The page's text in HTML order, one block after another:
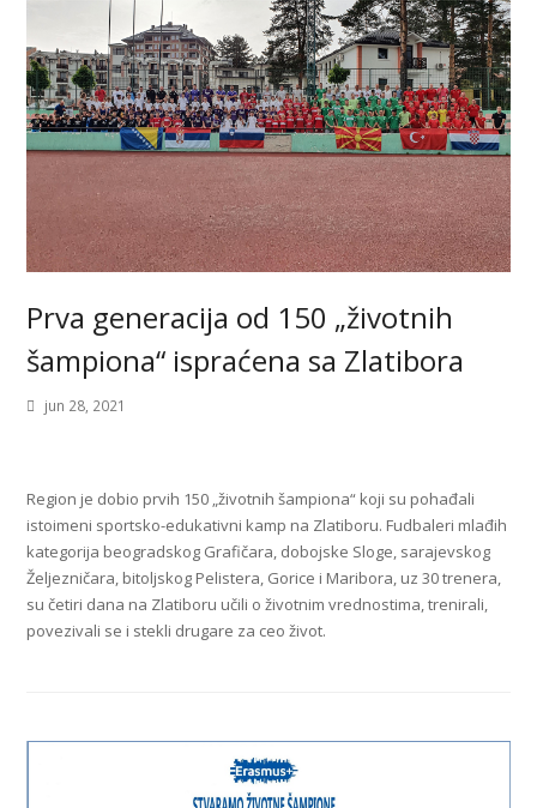
Prva generacija od 150 „životnih
šampiona“ ispraćena sa Zlatibora
jun 28, 2021
Region je dobio prvih 150 „životnih šampiona“ koji su pohađali
istoimeni sportsko-edukativni kamp na Zlatiboru. Fudbaleri mlađih
kategorija beogradskog Grafičara, dobojske Sloge, sarajevskog
Željezničara, bitoljskog Pelistera, Gorice i Maribora, uz 30 trenera,
su četiri dana na Zlatiboru učili o životnim vrednostima, trenirali,
povezivali se i stekli drugare za ceo život.